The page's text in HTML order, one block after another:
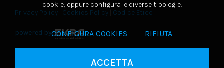
Privacy Policy Cookies Policy Codice Etico
powered by
cookie, oppure configura le diverse tipologie.
CONFIGURA COOKIES RIFIUTA
ACCETTA